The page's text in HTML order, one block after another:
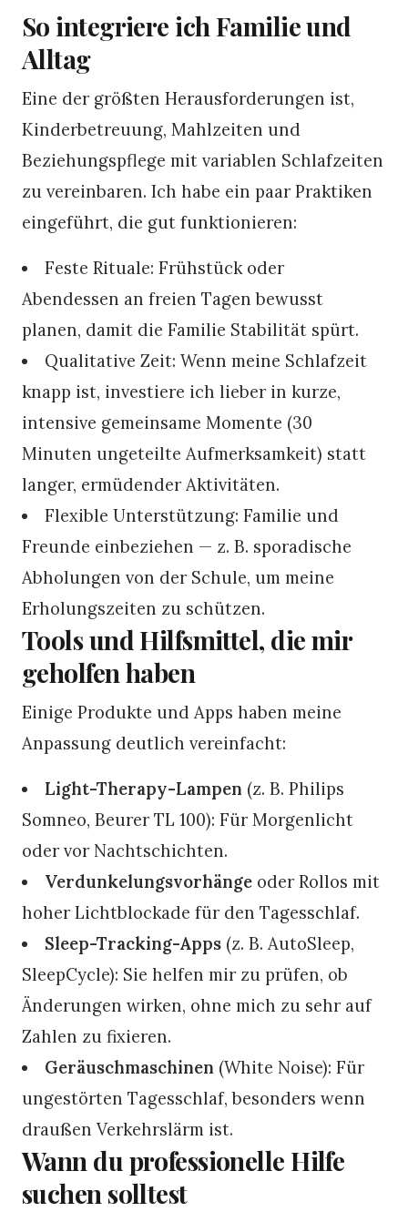
So integriere ich Familie und
Alltag
Eine der größten Herausforderungen ist,
Kinderbetreuung, Mahlzeiten und
Beziehungspflege mit variablen Schlafzeiten
zu vereinbaren. Ich habe ein paar Praktiken
eingeführt, die gut funktionieren:
Feste Rituale: Frühstück oder
Abendessen an freien Tagen bewusst
planen, damit die Familie Stabilität spürt.
Qualitative Zeit: Wenn meine Schlafzeit
knapp ist, investiere ich lieber in kurze,
intensive gemeinsame Momente (30
Minuten ungeteilte Aufmerksamkeit) statt
langer, ermüdender Aktivitäten.
Flexible Unterstützung: Familie und
Freunde einbeziehen — z. B. sporadische
Abholungen von der Schule, um meine
Erholungszeiten zu schützen.
Tools und Hilfsmittel, die mir
geholfen haben
Einige Produkte und Apps haben meine
Anpassung deutlich vereinfacht:
Light-Therapy-Lampen (z. B. Philips
Somneo, Beurer TL 100): Für Morgenlicht
oder vor Nachtschichten.
Verdunkelungsvorhänge oder Rollos mit
hoher Lichtblockade für den Tagesschlaf.
Sleep-Tracking-Apps (z. B. AutoSleep,
SleepCycle): Sie helfen mir zu prüfen, ob
Änderungen wirken, ohne mich zu sehr auf
Zahlen zu fixieren.
Geräuschmaschinen (White Noise): Für
ungestörten Tagesschlaf, besonders wenn
draußen Verkehrslärm ist.
Wann du professionelle Hilfe
suchen solltest